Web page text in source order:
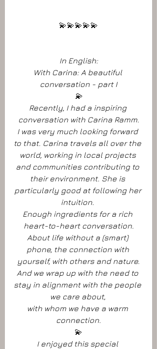
💫💫💫💫💫
In English:
With Carina: A beautiful
conversation - part I
💫
Recently, I had a inspiring
conversation with Carina Ramm.
I was very much looking forward
to that. Carina travels all over the
world, working in local projects
and communities contributing to
their environment. She is
particularly good at following her
intuition.
Enough ingredients for a rich
heart-to-heart conversation.
About life without a (smart)
phone, the connection with
yourself, with others and nature.
And we wrap up with the need to
stay in alignment with the people
we care about,
with whom we have a warm
connection.
💫
I enjoyed this special